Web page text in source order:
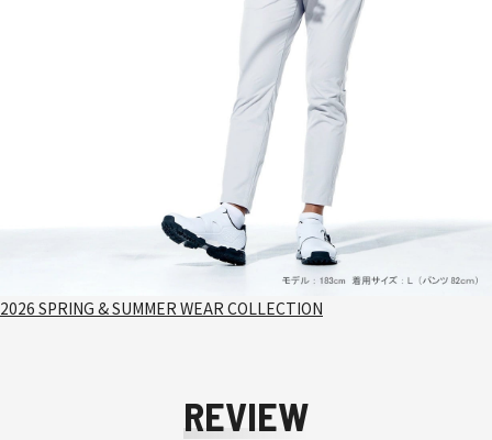
2026 SPRING & SUMMER WEAR COLLECTION
REVIEW